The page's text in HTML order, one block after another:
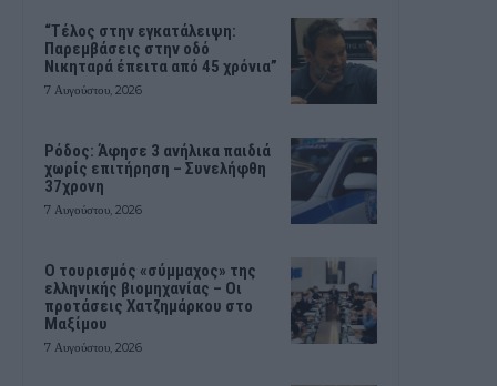
“Τέλος στην εγκατάλειψη:
Παρεμβάσεις στην οδό
Νικηταρά έπειτα από 45 χρόνια”
7 Αυγούστου, 2026
Ρόδος: Άφησε 3 ανήλικα παιδιά
χωρίς επιτήρηση – Συνελήφθη
37χρονη
7 Αυγούστου, 2026
Ο τουρισμός «σύμμαχος» της
ελληνικής βιομηχανίας – Οι
προτάσεις Χατζημάρκου στο
Μαξίμου
7 Αυγούστου, 2026